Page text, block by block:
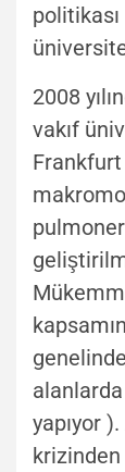
2008
vakıf
yapıyor